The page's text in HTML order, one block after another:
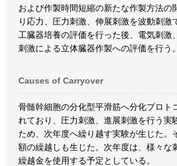
および作製時間短縮の新たな作製方法の
り応力、圧力刺激、伸展刺激を波動刺激
工臓器培養の評価を行った後、電気刺激
刺激による立体臓器作製への評価を行う。
Causes of Carryover
骨髄幹細胞の分化型平滑筋へ分化プロト
れており、圧力刺激、進展刺激を行う実
ため、次年度へ繰り越す実験が生じた。
額の繰越しも生じた。次年度は、様々な
繰越金を使用する予定としている。